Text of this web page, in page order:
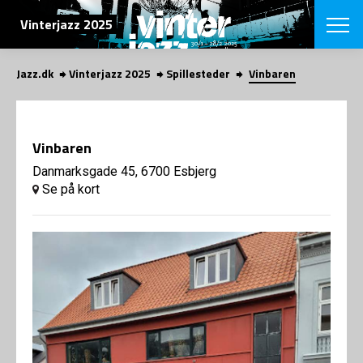
SØG
Vinterjazz 2025
English
App
App
Presse/
Om
Om
Kontakt
Om fonden
Om
SHOP
Jazz.dk Vinterjazz 2025 Spillesteder Vinbaren
Vinbaren
Danmarksgade 45, 6700 Esbjerg
Se på kort